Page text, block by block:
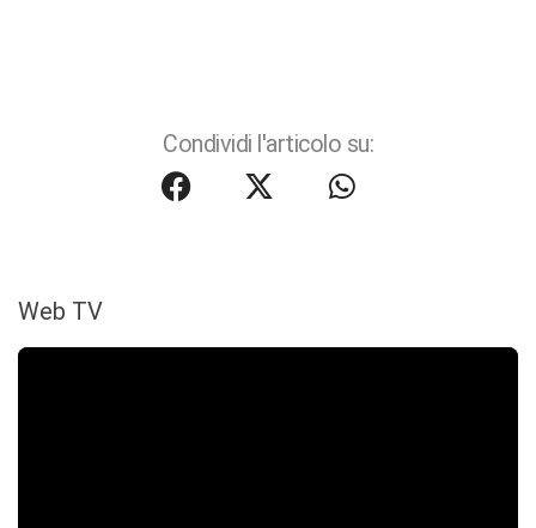
Condividi l'articolo su:
Web TV